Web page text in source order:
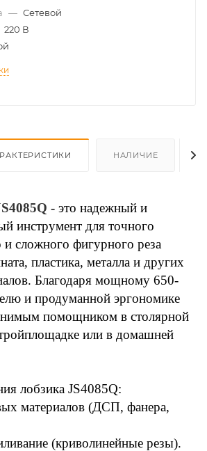
— Сетевой
220 В
НАЛИЧИЕ
- это надежный и
инструмент для точного
сложного фигурного реза
пластика, металла и других
Благодаря мощному 650-
и продуманной эргономике
помощником в столярной
или в домашней
лобзика JS4085Q:
материалов (ДСП, фанера,
(криволинейные резы).